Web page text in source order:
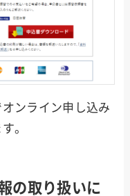
ンライン申し込み
。
の取り扱いに